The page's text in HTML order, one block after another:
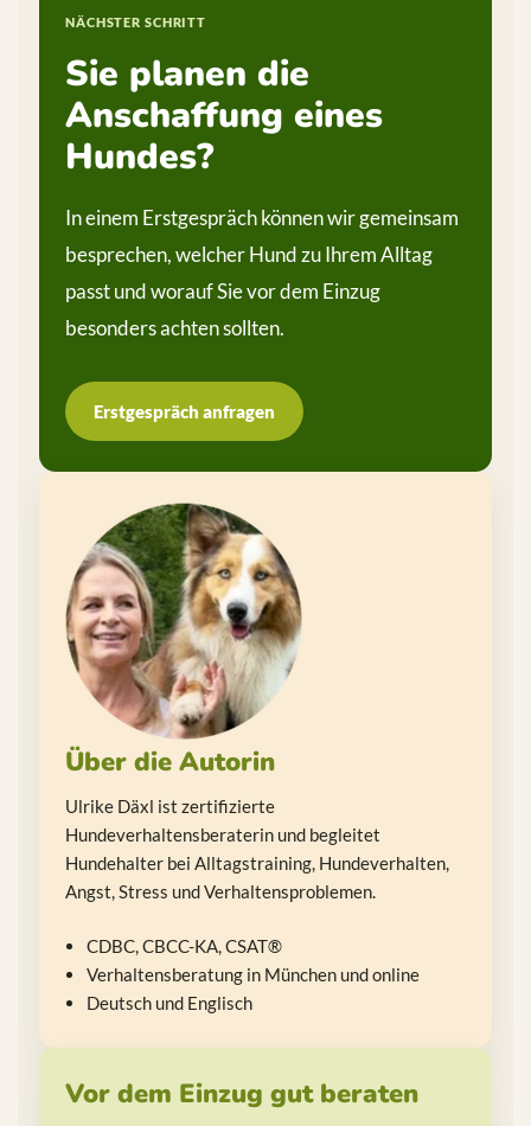
NÄCHSTER SCHRITT
Sie planen die
Anschaffung eines
Hundes?
In einem Erstgespräch können wir gemeinsam
besprechen, welcher Hund zu Ihrem Alltag
passt und worauf Sie vor dem Einzug
besonders achten sollten.
Erstgespräch anfragen
Über die Autorin
Ulrike Däxl ist zertifizierte
Hundeverhaltensberaterin und begleitet
Hundehalter bei Alltagstraining, Hundeverhalten,
Angst, Stress und Verhaltensproblemen.
CDBC, CBCC-KA, CSAT®
Verhaltensberatung in München und online
Deutsch und Englisch
Vor dem Einzug gut beraten